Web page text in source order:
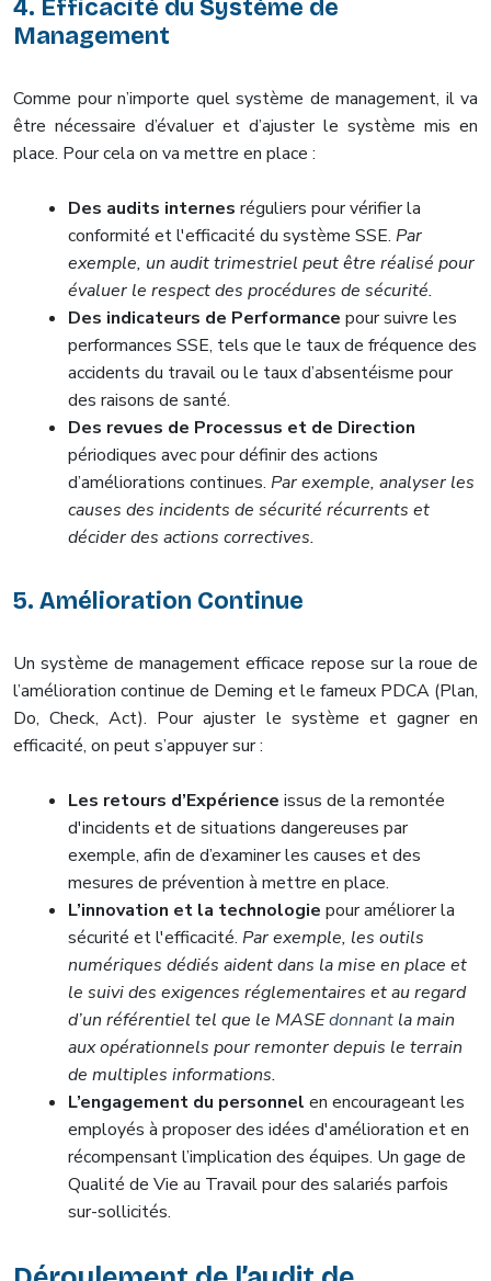
4. Efficacité du Système de
Management
Comme pour n’importe quel système de management, il va
être nécessaire d’évaluer et d’ajuster le système mis en
place. Pour cela on va mettre en place :
Des audits internes réguliers pour vérifier la
conformité et l'efficacité du système SSE. Par
exemple, un audit trimestriel peut être réalisé pour
évaluer le respect des procédures de sécurité.
Des indicateurs de Performance pour suivre les
performances SSE, tels que le taux de fréquence des
accidents du travail ou le taux d’absentéisme pour
des raisons de santé.
Des revues de Processus et de Direction
périodiques avec pour définir des actions
d’améliorations continues. Par exemple, analyser les
causes des incidents de sécurité récurrents et
décider des actions correctives.
5. Amélioration Continue
Un système de management efficace repose sur la roue de
l’amélioration continue de Deming et le fameux PDCA (Plan,
Do, Check, Act). Pour ajuster le système et gagner en
efficacité, on peut s’appuyer sur :
Les retours d’Expérience issus de la remontée
d'incidents et de situations dangereuses par
exemple, afin de d’examiner les causes et des
mesures de prévention à mettre en place.
L’innovation et la technologie pour améliorer la
sécurité et l'efficacité. Par exemple, les outils
numériques dédiés aident dans la mise en place et
le suivi des exigences réglementaires et au regard
d’un référentiel tel que le MASEdonnant la main
aux opérationnels pour remonter depuis le terrain
de multiples informations.
L’engagement du personnel en encourageant les
employés à proposer des idées d'amélioration et en
récompensant l’implication des équipes. Un gage de
Qualité de Vie au Travail pour des salariés parfois
sur-sollicités.